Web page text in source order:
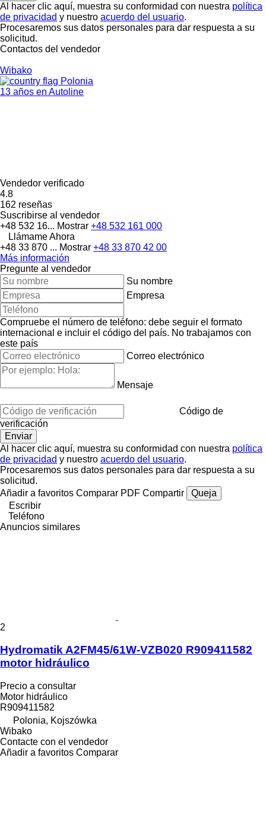
Al hacer clic aquí, muestra su conformidad con nuestra política
de privacidad y nuestro acuerdo del usuario.
Procesaremos sus datos personales para dar respuesta a su
solicitud.
Contactos del vendedor
Wibako
Polonia
13 años en Autoline
Vendedor verificado
4.8
162 reseñas
Suscribirse al vendedor
+48 532 16... Mostrar +48 532 161 000
Llámame Ahora
+48 33 870 ... Mostrar +48 33 870 42 00
Más información
Pregunte al vendedor
Su nombre
Empresa
Compruebe el número de teléfono: debe seguir el formato
internacional e incluir el código del país. No trabajamos con
este país
Correo electrónico
Mensaje
Código de
verificación
Al hacer clic aquí, muestra su conformidad con nuestra política
de privacidad y nuestro acuerdo del usuario.
Procesaremos sus datos personales para dar respuesta a su
solicitud.
Añadir a favoritos Comparar PDF Compartir
Queja
Escribir
Teléfono
Anuncios similares
2
Hydromatik A2FM45/61W-VZB020 R909411582
motor hidráulico
Precio a consultar
Motor hidráulico
R909411582
Polonia, Kojszówka
Wibako
Contacte con el vendedor
Añadir a favoritos Comparar